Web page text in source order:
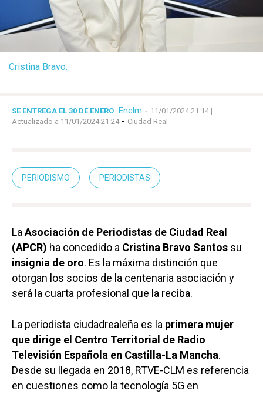
Cristina Bravo.
SE ENTREGA EL 30 DE ENERO Enclm - 11/01/2024 21:14|
Actualizado a 11/01/2024 21:24- Ciudad Real
PERIODISMO PERIODISTAS
La Asociación de Periodistas de Ciudad Real
(APCR) ha concedido a Cristina Bravo Santos su
insignia de oro. Es la máxima distinción que
otorgan los socios de la centenaria asociación y
será la cuarta profesional que la reciba.
La periodista ciudadrealeña es la primera mujer
que dirige el Centro Territorial de Radio
Televisión Española en Castilla-La Mancha.
Desde su llegada en 2018, RTVE-CLM es referencia
en cuestiones como la tecnología 5G en